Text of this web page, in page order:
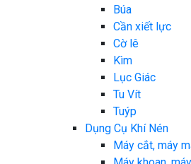
Búa
Cần xiết lực
Cờ lê
Kìm
Lục Giác
Tu Vít
Tuýp
Dụng Cụ Khí Nén
Máy cắt, máy